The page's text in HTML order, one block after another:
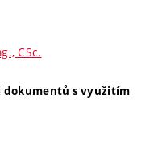
CSc.
dokumentů s využitím